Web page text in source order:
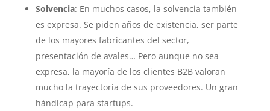
Solvencia: En muchos casos, la solvencia también
es expresa. Se piden años de existencia, ser parte
de los mayores fabricantes del sector,
presentación de avales… Pero aunque no sea
expresa, la mayoría de los clientes B2B valoran
mucho la trayectoria de sus proveedores. Un gran
hándicap para startups.